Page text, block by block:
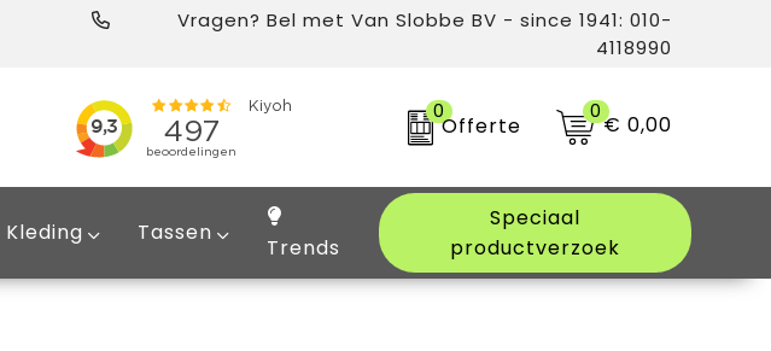
Vragen? Bel met Van Slobbe BV - since 1941: 010-
4118990
0
Offerte
0€ 0,00
Kleding Tassen
Trends
Speciaal
productverzoek